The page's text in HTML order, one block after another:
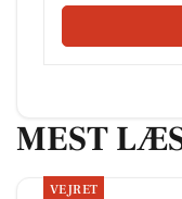
MEST
VEJRET